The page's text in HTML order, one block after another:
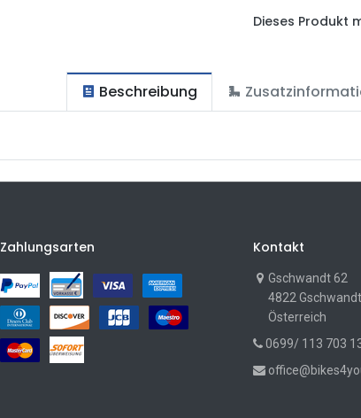
Dieses Produkt
Beschreibung
Zahlungsarten Kontakt
Gschwandt 62
4822 Gschwandt
Österreich
0699/ 113 703